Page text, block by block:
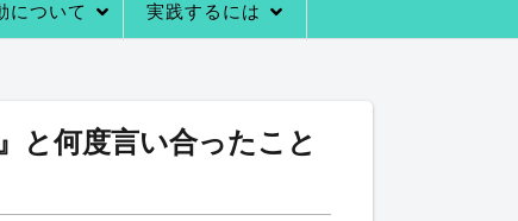
について 実践するには
と何度言い合ったこと